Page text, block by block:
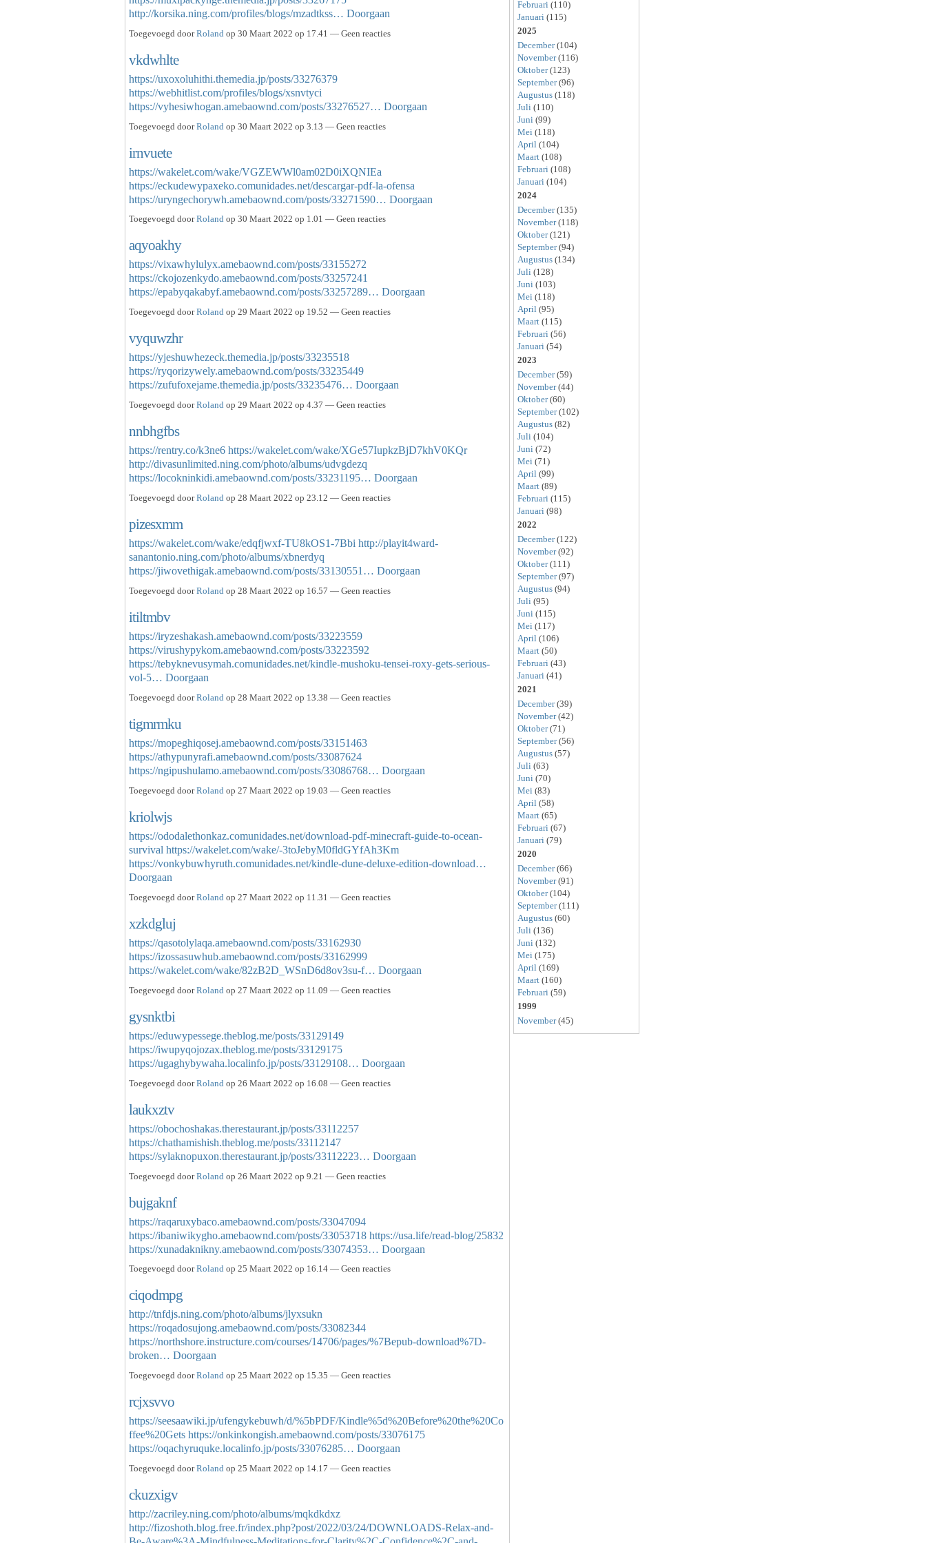
http://korsika.ning.com/profiles/blogs/mzadtkss… Doorgaan
Toegevoegd doorRoland op 30 Maart 2022 op 17.41 — Geen reacties
vkdwhlte
https://uxoxoluhithi.themedia.jp/posts/33276379
https://webhitlist.com/profiles/blogs/xsnvtyci
https://vyhesiwhogan.amebaownd.com/posts/33276527… Doorgaan
Toegevoegd doorRoland op 30 Maart 2022 op 3.13 — Geen reacties
irnvuete
https://wakelet.com/wake/VGZEWWl0am02D0iXQNIEa
https://eckudewypaxeko.comunidades.net/descargar-pdf-la-ofensa
https://uryngechorywh.amebaownd.com/posts/33271590… Doorgaan
Toegevoegd doorRoland op 30 Maart 2022 op 1.01 — Geen reacties
aqyoakhy
https://vixawhylulyx.amebaownd.com/posts/33155272
https://ckojozenkydo.amebaownd.com/posts/33257241
https://epabyqakabyf.amebaownd.com/posts/33257289… Doorgaan
Toegevoegd doorRoland op 29 Maart 2022 op 19.52 — Geen reacties
vyquwzhr
https://yjeshuwhezeck.themedia.jp/posts/33235518
https://ryqorizywely.amebaownd.com/posts/33235449
https://zufufoxejame.themedia.jp/posts/33235476… Doorgaan
Toegevoegd doorRoland op 29 Maart 2022 op 4.37 — Geen reacties
nnbhgfbs
https://rentry.co/k3ne6 https://wakelet.com/wake/XGe57IupkzBjD7khV0KQr
http://divasunlimited.ning.com/photo/albums/udvgdezq
https://locokninkidi.amebaownd.com/posts/33231195… Doorgaan
Toegevoegd doorRoland op 28 Maart 2022 op 23.12 — Geen reacties
pizesxmm
https://wakelet.com/wake/edqfjwxf-TU8kOS1-7Bbi http://playit4ward-
sanantonio.ning.com/photo/albums/xbnerdyq
https://jiwovethigak.amebaownd.com/posts/33130551… Doorgaan
Toegevoegd doorRoland op 28 Maart 2022 op 16.57 — Geen reacties
itiltmbv
https://iryzeshakash.amebaownd.com/posts/33223559
https://virushypykom.amebaownd.com/posts/33223592
https://tebyknevusymah.comunidades.net/kindle-mushoku-tensei-roxy-gets-serious-
vol-5… Doorgaan
Toegevoegd doorRoland op 28 Maart 2022 op 13.38 — Geen reacties
tigmrmku
https://mopeghiqosej.amebaownd.com/posts/33151463
https://athypunyrafi.amebaownd.com/posts/33087624
https://ngipushulamo.amebaownd.com/posts/33086768… Doorgaan
Toegevoegd doorRoland op 27 Maart 2022 op 19.03 — Geen reacties
kriolwjs
https://ododalethonkaz.comunidades.net/download-pdf-minecraft-guide-to-ocean-
survival https://wakelet.com/wake/-3toJebyM0fldGYfAh3Km
https://vonkybuwhyruth.comunidades.net/kindle-dune-deluxe-edition-download…
Doorgaan
Toegevoegd doorRoland op 27 Maart 2022 op 11.31 — Geen reacties
xzkdgluj
https://qasotolylaqa.amebaownd.com/posts/33162930
https://izossasuwhub.amebaownd.com/posts/33162999
https://wakelet.com/wake/82zB2D_WSnD6d8ov3su-f… Doorgaan
Toegevoegd doorRoland op 27 Maart 2022 op 11.09 — Geen reacties
gysnktbi
https://eduwypessege.theblog.me/posts/33129149
https://iwupyqojozax.theblog.me/posts/33129175
https://ugaghybywaha.localinfo.jp/posts/33129108… Doorgaan
Toegevoegd doorRoland op 26 Maart 2022 op 16.08 — Geen reacties
laukxztv
https://obochoshakas.therestaurant.jp/posts/33112257
https://chathamishish.theblog.me/posts/33112147
https://sylaknopuxon.therestaurant.jp/posts/33112223… Doorgaan
Toegevoegd doorRoland op 26 Maart 2022 op 9.21 — Geen reacties
bujgaknf
https://raqaruxybaco.amebaownd.com/posts/33047094
https://ibaniwikygho.amebaownd.com/posts/33053718 https://usa.life/read-blog/25832
https://xunadaknikny.amebaownd.com/posts/33074353… Doorgaan
Toegevoegd doorRoland op 25 Maart 2022 op 16.14 — Geen reacties
ciqodmpg
http://tnfdjs.ning.com/photo/albums/jlyxsukn
https://roqadosujong.amebaownd.com/posts/33082344
https://northshore.instructure.com/courses/14706/pages/%7Bepub-download%7D-
broken… Doorgaan
Toegevoegd doorRoland op 25 Maart 2022 op 15.35 — Geen reacties
rcjxsvvo
https://seesaawiki.jp/ufengykebuwh/d/%5bPDF/Kindle%5d%20Before%20the%20Co
ffee%20Gets https://onkinkongish.amebaownd.com/posts/33076175
https://oqachyruquke.localinfo.jp/posts/33076285… Doorgaan
Toegevoegd doorRoland op 25 Maart 2022 op 14.17 — Geen reacties
ckuzxigv
http://zacriley.ning.com/photo/albums/mqkdkdxz
http://fizoshoth.blog.free.fr/index.php?post/2022/03/24/DOWNLOADS-Relax-and-
Februari (110)
Januari (115)
2025
December(104)
November(116)
Oktober(123)
September(96)
Augustus (118)
Juli (110)
Juni (99)
Mei (118)
April (104)
Maart (108)
Februari (108)
Januari (104)
2024
December(135)
November(118)
Oktober(121)
September(94)
Augustus (134)
Juli (128)
Juni (103)
Mei (118)
April (95)
Maart (115)
Februari (56)
Januari (54)
2023
December(59)
November(44)
Oktober(60)
September(102)
Augustus (82)
Juli (104)
Juni (72)
Mei (71)
April (99)
Maart (89)
Februari (115)
Januari (98)
2022
December(122)
November(92)
Oktober(111)
September(97)
Augustus (94)
Juli (95)
Juni (115)
Mei (117)
April (106)
Maart (50)
Februari (43)
Januari (41)
2021
December(39)
November(42)
Oktober(71)
September(56)
Augustus (57)
Juli (63)
Juni (70)
Mei (83)
April (58)
Maart (65)
Februari (67)
Januari (79)
2020
December(66)
November(91)
Oktober(104)
September(111)
Augustus (60)
Juli (136)
Juni (132)
Mei (175)
April (169)
Maart (160)
Februari (59)
1999
November(45)